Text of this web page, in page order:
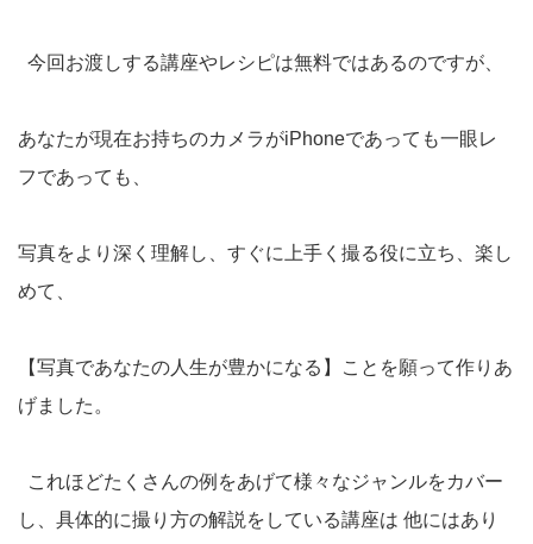
今回お渡しする講座やレシピは無料ではあるのですが、
あなたが現在お持ちのカメラがiPhoneであっても一眼レ
フであっても、
写真をより深く理解し、すぐに上手く撮る役に立ち、楽し
めて、
【写真であなたの人生が豊かになる】ことを願って作りあ
げました。
これほどたくさんの例をあげて様々なジャンルをカバー
し、具体的に撮り方の解説をしている講座は 他にはあり